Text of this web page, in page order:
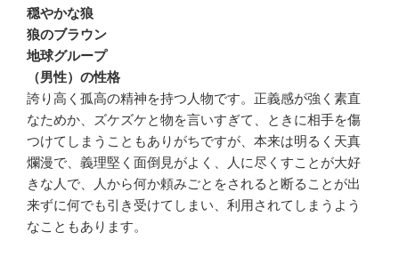
穏やかな狼
狼のブラウン
地球グループ
（男性）の性格
誇り高く孤高の精神を持つ人物です。正義感が強く素直
なためか、ズケズケと物を言いすぎて、ときに相手を傷
つけてしまうこともありがちですが、本来は明るく天真
爛漫で、義理堅く面倒見がよく、人に尽くすことが大好
きな人で、人から何か頼みごとをされると断ることが出
来ずに何でも引き受けてしまい、利用されてしまうよう
なこともあります。